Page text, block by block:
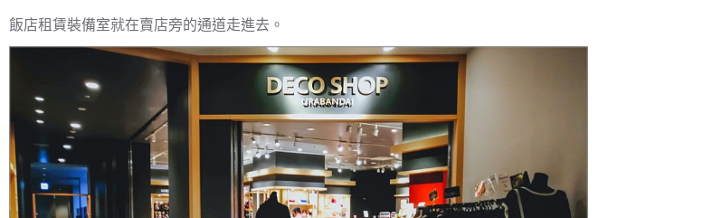
飯店租賃裝備室就在賣店旁的通道走進去。